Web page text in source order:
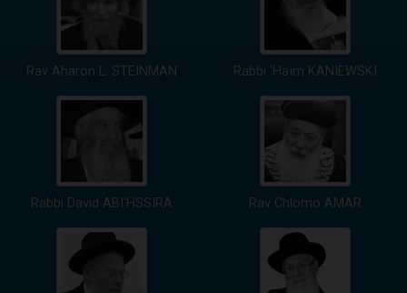
Rav Aharon L. STEINMAN Rabbi 'Haïm KANIEWSKI
Rabbi David ABI'HSSIRA Rav Chlomo AMAR